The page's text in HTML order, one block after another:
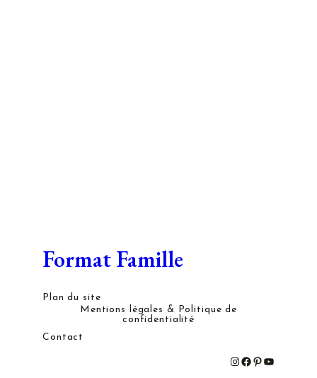
Format Famille
Plan du site
Mentions légales & Politique de
confidentialité
Contact
# # # #